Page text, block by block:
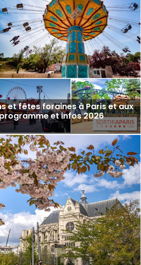
et fêtes foraines à Paris et aux
et infos 2026